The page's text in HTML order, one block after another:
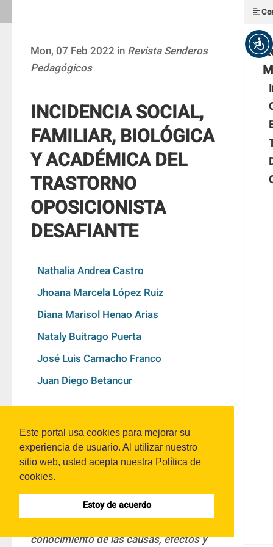
Este portal usa cookies para mejorar su
experiencia de usuario. Al utilizar nuestro
sitio web, usted acepta nuestra Política de
cookies.
Estoy de acuerdo
Mon, 07 Feb 2022 in Revista Senderos
Pedagógicos
INCIDENCIA SOCIAL,
FAMILIAR, BIOLÓGICA
Y ACADÉMICA DEL
TRASTORNO
OPOSICIONISTA
DESAFIANTE
Nathalia Andrea Castro
Jhoana Marcela López Ruiz
Diana Marisol Henao Arias
Nataly Buitrago Puerta
José Luis Camacho Franco
Juan Diego Betancur
Resumen:
Este articulo surge como resultado de la
investigación realizada sobre el
conocimiento de las causas, efectos y